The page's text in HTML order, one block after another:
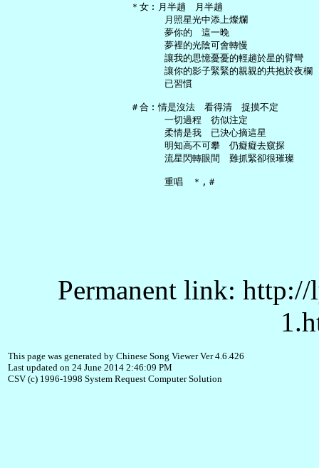
＊女︰月半趟　月半趟
       月照星光中添上燦爛
       夢你的　這一晚
       夢裡的光陰可會轉慢
       讓我的思憶憂憂的輕趟於星的臂彎
       讓你的影子緊緊的親親的共抱於夜欄
       已習慣
＃合︰情是沒法　看得清　捉摸不定
       一切過程　彷似注定
       柔情是我　已決心摘這星
       明知高不可攀　仍癡癡去窺探
       流星閃轉眼間　難抓緊卻很璀璨
Permanent link:
This page was generated by Chinese Song Viewer Ver 4.6.426
Last updated on 24 June 2014 2:46:09 PM
CSV (c) 1996-1998 System Request Computer Solution